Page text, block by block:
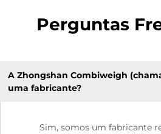
Perguntas
A Zhongshan Combiweigh
uma fabricante?
Sim, somos um fabricante